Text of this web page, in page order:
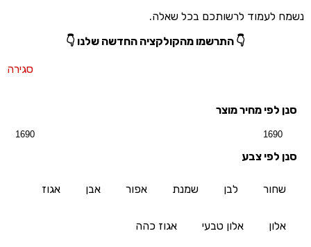
נשמח לעמוד לרשותכם בכל שאלה.
👇 התרשמו מהקולקציה החדשה שלנו 👇
סגירה
סנן לפי מחיר מוצר
סנן לפי צבע
שחור לבן שמנת אפור אבן אגוז
אלון אלון טבעי אגוז כהה